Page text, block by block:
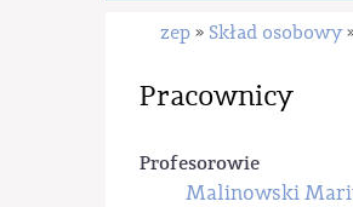
zep » Skład osobowy
Pracownicy
Profesorowie
Malinowski